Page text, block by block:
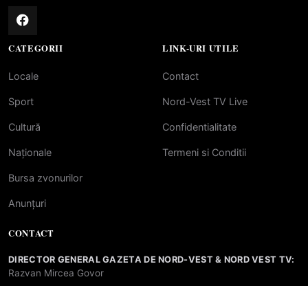
CATEGORII
Locale
Sport
Cultură
Naționale
Bursa zvonurilor
Anunțuri
LINK-URI UTILE
Contact
Nord-Vest TV Live
Confidentialitate
Termeni si Conditii
CONTACT
DIRECTOR GENERAL GAZETA DE NORD-VEST & NORD VEST TV:
Razvan Mircea Govor